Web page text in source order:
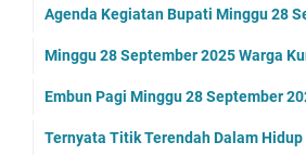
Agenda Kegiatan Bupati Minggu 28
Minggu 28 September 2025 Warga
Embun Pagi Minggu 28 September
Ternyata Titik Terendah Dalam Hidup